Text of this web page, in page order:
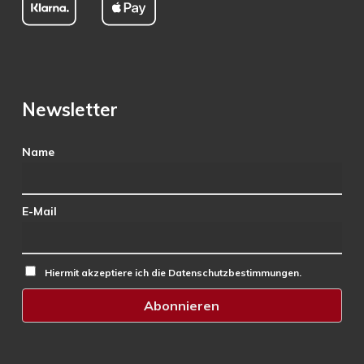
Newsletter
Name
E-Mail
Hiermit akzeptiere ich die Datenschutzbestimmungen.